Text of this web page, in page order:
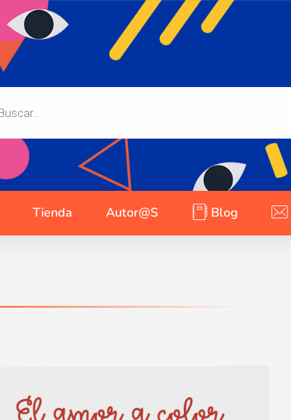
Tienda Autor@s Blog